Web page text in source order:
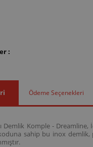
:
Ödeme Seçenekleri
Demlik Komple -
sahip bu inox demlik,